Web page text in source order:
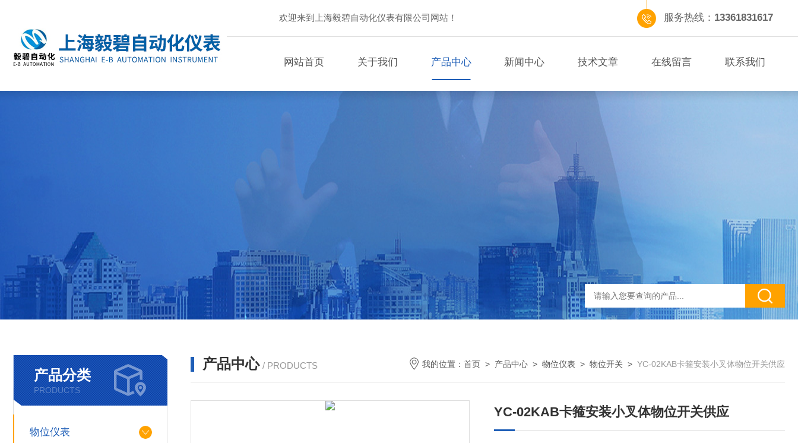
欢迎来到上海毅碧自动化仪表有限公司网站！ 服务热线： 13361831617
网站首页 关于我们 产品中心 新闻中心 技术文章 在线留言 联系我们
产品分类
PRODUCTS
物位仪表
产品中心 / PRODUCTS 我的位置： 首页 > 产品中心 > 物位仪表 > 物位开关 > YC-02KAB卡箍安装小叉体物位开关供应
YC-02KAB卡箍安装小叉体物位开关供应